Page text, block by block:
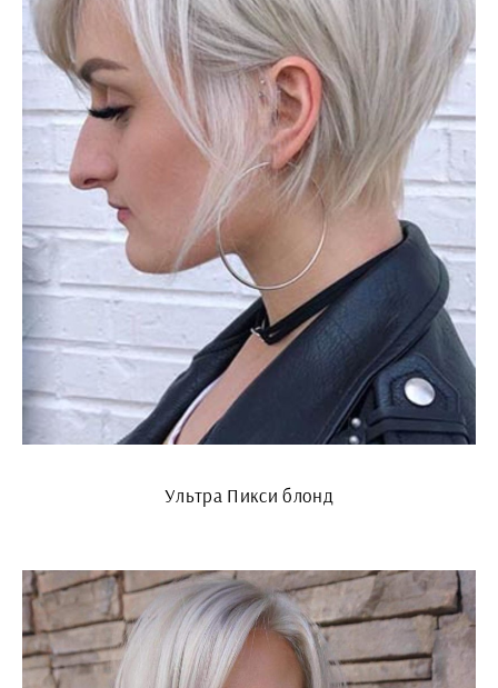
Ультра Пикси блонд